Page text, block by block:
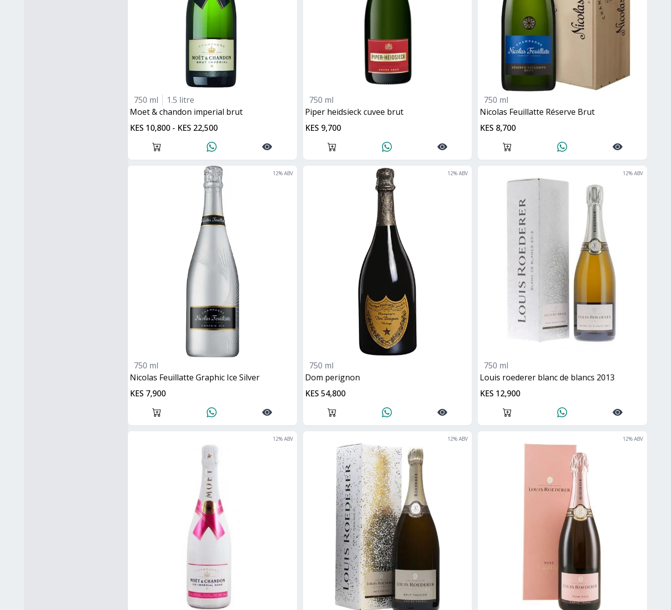
750 ml
1.5 litre
moet & chandon imperial brut
KES 10,800 - KES 22,500
750 ml
piper heidsieck cuvee brut
KES 9,700
750 ml
Nicolas Feuillatte Réserve Brut
KES 8,700
12% ABV
750 ml
Nicolas Feuillatte Graphic Ice Silver
KES 7,900
12% ABV
750 ml
dom perignon
KES 54,800
12% ABV
750 ml
Louis roederer blanc de blancs 2013
KES 12,900
12% ABV 12% ABV 12% ABV